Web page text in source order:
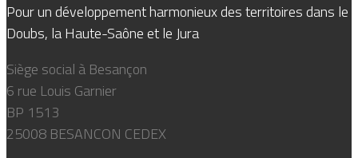
Pour un développement harmonieux des territoires dans le
Doubs, la Haute-Saône et le Jura
Siège social à Besançon
6 rue Louis Garnier
BP 1513
25008 BESANCON CEDEX